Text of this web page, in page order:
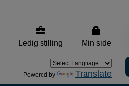
Ledig stilling Min side
Powered by Translate